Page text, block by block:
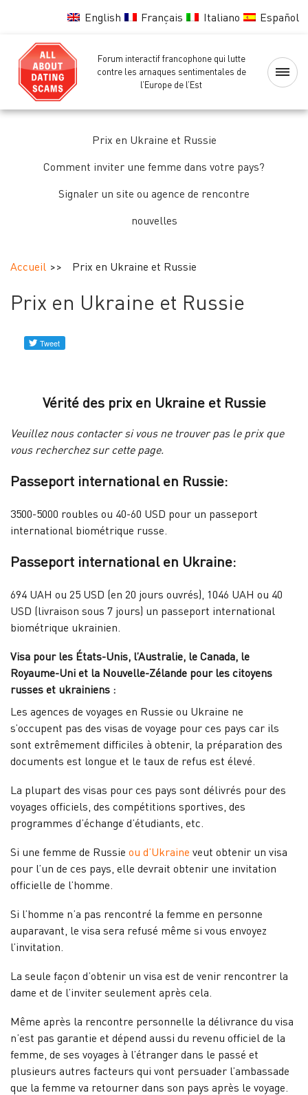
English Français Italiano Español
Forum interactif francophone qui lutte
contre les arnaques sentimentales de
l’Europe de l’Est
Accueil
Liste
femmes
Vérification
vérifiés
Nouvelles
Prix en Ukraine et Russie
Comment inviter une femme dans votre pays?
Signaler un site ou agence de rencontre
nouvelles
Accueil Prix en Ukraine et Russie
Prix en Ukraine et Russie
Vérité des prix ​​en Ukraine et Russie
Veuillez nous contacter si vous ne trouver pas le prix que
vous recherchez sur cette page.
Passeport international en Russie:
3500-5000 roubles ou 40-60 USD pour un passeport
international biométrique russe.
Passeport international en Ukraine:
694 UAH ou 25 USD (en 20 jours ouvrés), 1046 UAH ou 40
USD (livraison sous 7 jours) un passeport international
biométrique ukrainien.
Visa pour les États-Unis, l’Australie, le Canada, le
Royaume-Uni et la Nouvelle-Zélande pour les citoyens
russes et ukrainiens :
Les agences de voyages en Russie ou Ukraine ne
s’occupent pas des visas de voyage pour ces pays car ils
sont extrêmement difficiles à obtenir, la préparation des
documents est longue et le taux de refus est élevé.
La plupart des visas pour ces pays sont délivrés pour des
voyages officiels, des compétitions sportives, des
programmes d’échange d’étudiants, etc.
Si une femme de Russie ou d’Ukraine veut obtenir un visa
pour l’un de ces pays, elle devrait obtenir une invitation
officielle de l’homme.
Si l’homme n’a pas rencontré la femme en personne
auparavant, le visa sera refusé même si vous envoyez
l’invitation.
La seule façon d’obtenir un visa est de venir rencontrer la
dame et de l’inviter seulement après cela.
Même après la rencontre personnelle la délivrance du visa
n’est pas garantie et dépend aussi du revenu officiel de la
femme, de ses voyages à l’étranger dans le passé et
plusieurs autres facteurs qui vont persuader l’ambassade
que la femme va retourner dans son pays après le voyage.